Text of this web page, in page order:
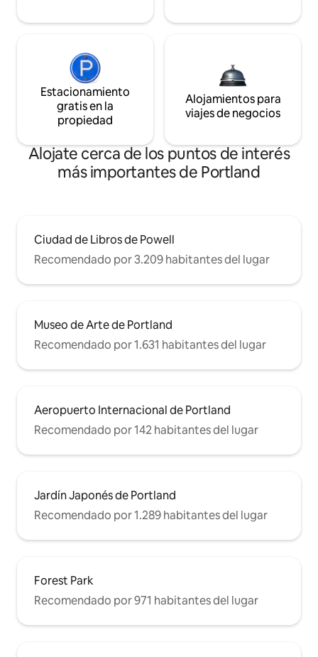
Estacionamiento
gratis en la
propiedad
Alojamientos para
viajes de negocios
Alojate cerca de los puntos de interés
más importantes de Portland
Ciudad de Libros de Powell
Recomendado por 3.209 habitantes del lugar
Museo de Arte de Portland
Recomendado por 1.631 habitantes del lugar
Aeropuerto Internacional de Portland
Recomendado por 142 habitantes del lugar
Jardín Japonés de Portland
Recomendado por 1.289 habitantes del lugar
Forest Park
Recomendado por 971 habitantes del lugar